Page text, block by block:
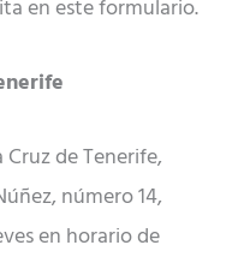
en este formulario.
de Tenerife,
número 14,
en horario de